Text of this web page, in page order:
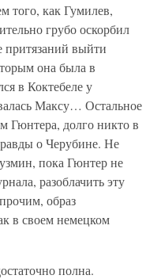
того, как Гумилев,
грубо оскорбил
притязаний выйти
она была в
в Коктебеле у
Максу… Остальное
Гюнтера, долго никто в
о Черубине. Не
пока Гюнтер не
разоблачить эту
образ
в своем немецком
полна.